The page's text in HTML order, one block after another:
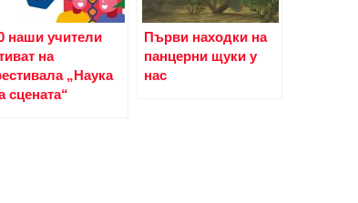
наши учители
на
„Наука
сцената“
Първи находки на
панцерни щуки у
нас